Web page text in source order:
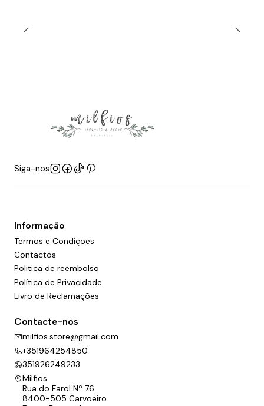
Siga-nos
Informação
Termos e Condições
Contactos
Politica de reembolso
Política de Privacidade
Livro de Reclamações
Contacte-nos
milfios.store@gmail.com
+351964254850
351926249233
Milfios
Rua do Farol Nº 76
8400-505 Carvoeiro